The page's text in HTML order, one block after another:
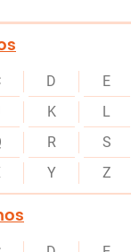
D E
K L
R S
Y Z